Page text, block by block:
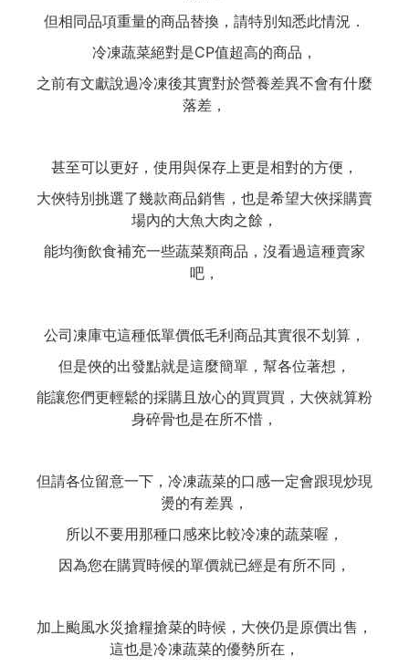
但相同品項重量的商品替換，請特別知悉此情況．
冷凍蔬菜絕對是CP值超高的商品，
之前有文獻說過冷凍後其實對於營養差異不會有什麼
落差，
甚至可以更好，使用與保存上更是相對的方便，
大俠特別挑選了幾款商品銷售，也是希望大俠採購賣
場內的大魚大肉之餘，
能均衡飲食補充一些蔬菜類商品，沒看過這種賣家
吧，
公司凍庫屯這種低單價低毛利商品其實很不划算，
但是俠的出發點就是這麼簡單，幫各位著想，
能讓您們更輕鬆的採購且放心的買買買，大俠就算粉
身碎骨也是在所不惜，
但請各位留意一下，冷凍蔬菜的口感一定會跟現炒現
燙的有差異，
所以不要用那種口感來比較冷凍的蔬菜喔，
因為您在購買時候的單價就已經是有所不同，
加上颱風水災搶糧搶菜的時候，大俠仍是原價出售，
這也是冷凍蔬菜的優勢所在，